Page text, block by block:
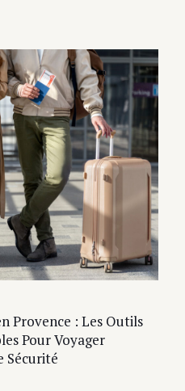
Provence : Les Outils
Pour Voyager
Sécurité